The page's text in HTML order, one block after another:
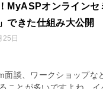
MyASPオンラインセ
できた仕組み大公開
25日
面談、ワークショップな
ことが多いですよね。